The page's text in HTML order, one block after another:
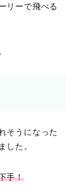
リーで飛べる
そうになった
した。
手！